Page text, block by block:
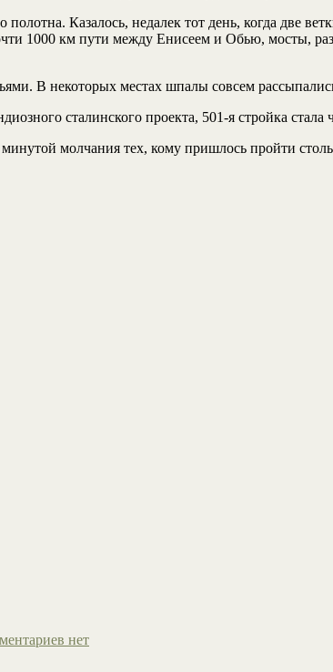
Казалось, недалек тот день, когда две
1000 км пути между Енисеем и Обью, мосты,
В некоторых местах шпалы совсем
сталинского проекта, 501-я стройка
молчания тех, кому пришлось пройти
нет